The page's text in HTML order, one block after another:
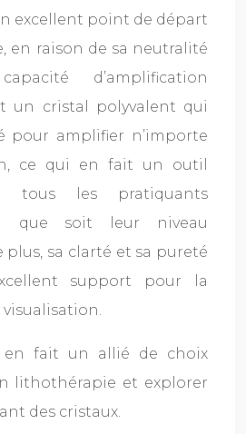
excellent point de départ
en raison de sa neutralité
d’amplification
un cristal polyvalent qui
pour amplifier n’importe
ce qui en fait un outil
tous les pratiquants
que soit leur niveau
plus, sa clarté et sa pureté
support pour la
en fait un allié de choix
lithothérapie et explorer
des cristaux.